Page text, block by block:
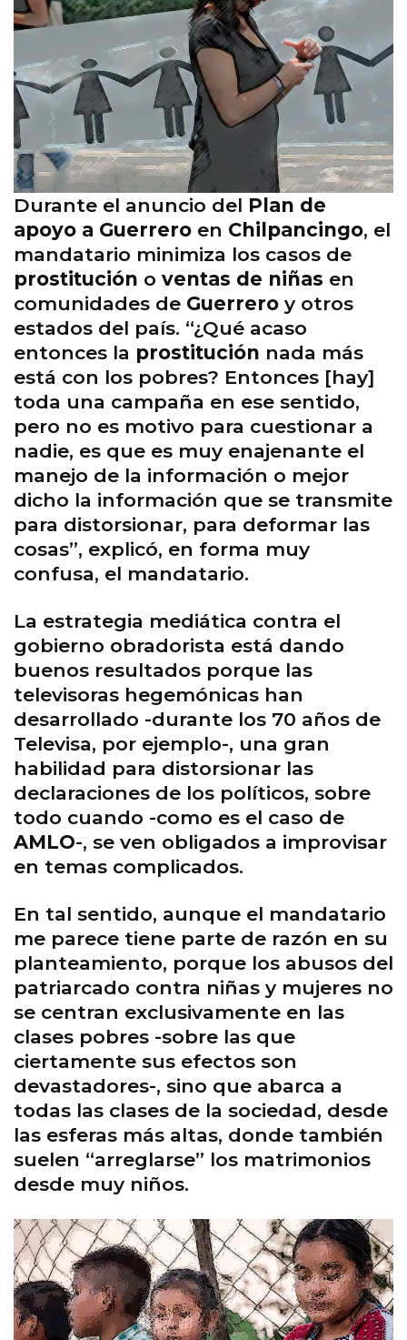
Durante el anuncio del Plan de
apoyo a Guerrero en Chilpancingo, el
mandatario minimiza los casos de
prostitución o ventas de niñas en
comunidades de Guerrero y otros
estados del país. “¿Qué acaso
entonces la prostitución nada más
está con los pobres? Entonces [hay]
toda una campaña en ese sentido,
pero no es motivo para cuestionar a
nadie, es que es muy enajenante el
manejo de la información o mejor
dicho la información que se transmite
para distorsionar, para deformar las
cosas”, explicó, en forma muy
confusa, el mandatario.
La estrategia mediática contra el
gobierno obradorista está dando
buenos resultados porque las
televisoras hegemónicas han
desarrollado -durante los 70 años de
Televisa, por ejemplo-, una gran
habilidad para distorsionar las
declaraciones de los políticos, sobre
todo cuando -como es el caso de
AMLO-, se ven obligados a improvisar
en temas complicados.
En tal sentido, aunque el mandatario
me parece tiene parte de razón en su
planteamiento, porque los abusos del
patriarcado contra niñas y mujeres no
se centran exclusivamente en las
clases pobres -sobre las que
ciertamente sus efectos son
devastadores-, sino que abarca a
todas las clases de la sociedad, desde
las esferas más altas, donde también
suelen “arreglarse” los matrimonios
desde muy niños.